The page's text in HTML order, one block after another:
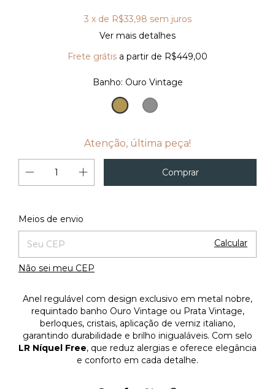
3 x de R$33,98 sem juros
Ver mais detalhes
Frete grátis a partir de R$449,00
Banho: Ouro Vintage
Ouro
Vintage
Prata
Vintage
Atenção, última peça!
Entregas para o CEP:
Meios de envio
Calcular
Não sei meu CEP
Anel regulável com design exclusivo em metal nobre,
requintado banho Ouro Vintage ou Prata Vintage,
berloques, cristais, aplicação de verniz italiano,
garantindo durabilidade e brilho inigualáveis. Com selo
LR Níquel Free, que reduz alergias e oferece elegância
e conforto em cada detalhe.